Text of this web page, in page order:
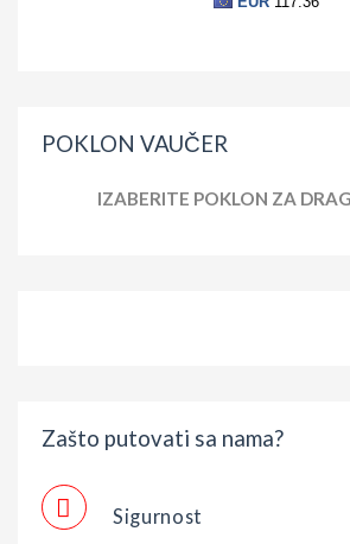
POKLON VAUČER
IZABERITE POKLON ZA
Zašto putovati sa nama?
Sigurnost